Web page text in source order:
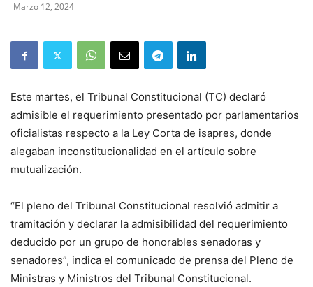
Marzo 12, 2024
Este martes, el Tribunal Constitucional (TC) declaró
admisible el requerimiento presentado por parlamentarios
oficialistas respecto a la Ley Corta de isapres, donde
alegaban inconstitucionalidad en el artículo sobre
mutualización.
“El pleno del Tribunal Constitucional resolvió admitir a
tramitación y declarar la admisibilidad del requerimiento
deducido por un grupo de honorables senadoras y
senadores”, indica el comunicado de prensa del Pleno de
Ministras y Ministros del Tribunal Constitucional.